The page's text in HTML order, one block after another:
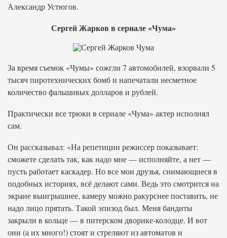
Александр Устюгов.
Сергей Жарков в сериале «Чума»
За время съемок «Чумы» сожгли 7 автомобилей, взорвали 5
тысяч пиротехнических бомб и напечатали несметное
количество фальшивых долларов и рублей.
Практически все трюки в сериале «Чума» актер исполнял
сам.
Он рассказывал: «На репетиции режиссер показывает:
сможете сделать так, как надо мне — исполняйте, а нет —
пусть работает каскадер. Но все мои друзья, снимающиеся в
подобных историях, всё делают сами. Ведь это смотрится на
экране выигрышнее, камеру можно ракурснее поставить, не
надо лицо прятать. Такой эпизод был. Меня бандиты
закрыли в кольце — в питерском дворике-колодце. И вот
они (а их много!) стоят и стреляют из автоматов и